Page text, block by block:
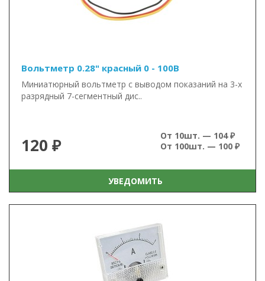
Вольтметр 0.28" красный 0 - 100В
Миниатюрный вольтметр с выводом показаний на 3-х
разрядный 7-сегментный дис..
120 ₽
От 10шт. — 104 ₽
От 100шт. — 100 ₽
УВЕДОМИТЬ